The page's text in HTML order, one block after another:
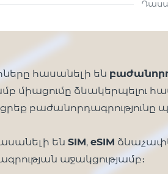
հասանելի են
միացումը ձևակերպելու
են SIM, eSIM
աջակցությամբ։